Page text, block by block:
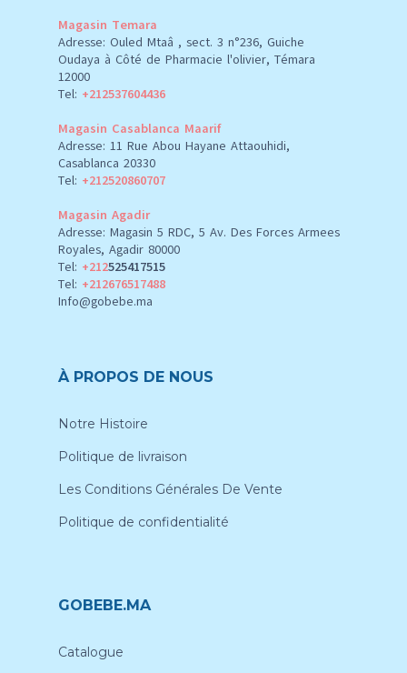
Magasin Temara
Adresse: Ouled Mtaâ , sect. 3 n°236, Guiche
Oudaya à Côté de Pharmacie l'olivier, Témara
12000
Tel: +212537604436
Magasin Casablanca Maarif
Adresse: 11 Rue Abou Hayane Attaouhidi,
Casablanca 20330
Tel: +212520860707
Magasin Agadir
Adresse: Magasin 5 RDC, 5 Av. Des Forces Armees
Royales, Agadir 80000
Tel: +212525417515
Tel: +212676517488
Info@gobebe.ma
À PROPOS DE NOUS
Notre Histoire
Politique de livraison
Les Conditions Générales De Vente
Politique de confidentialité
GOBEBE.MA
Catalogue